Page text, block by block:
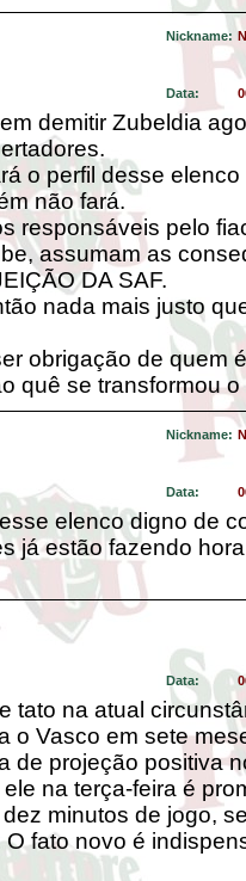
Nickname:
Data:
demitir Zubeldia
o perfil desse
não fará.
responsáveis pelo
assumam as
DA SAF.
nada mais justo
obrigação de quem é
quê se transformou
Nickname:
Data:
elenco digno de
já estão fazendo
Data:
tato na atual
o Vasco em sete
de projeção positiva
na terça-feira é
minutos de jogo,
fato novo é